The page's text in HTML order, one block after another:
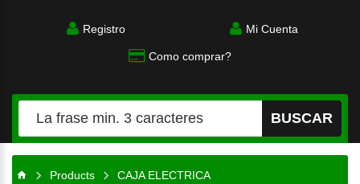
Registro Mi Cuenta
Como comprar?
BUSCAR
Products
CAJA ELECTRICA